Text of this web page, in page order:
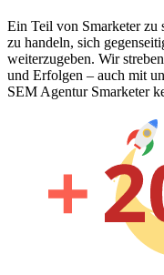
Ein Teil von Smarketer zu
zu handeln, sich
weiterzugeben. Wir
und Erfolgen – auch mit
SEM Agentur Smarketer